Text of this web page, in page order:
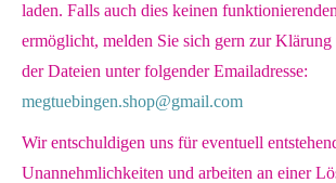
laden. Falls auch dies keinen
ermöglicht, melden Sie sich gern zur
der Dateien unter folgender Emailadresse:
megtuebingen.shop@gmail.com
Wir entschuldigen uns für eventuell
Unannehmlichkeiten und arbeiten an einer